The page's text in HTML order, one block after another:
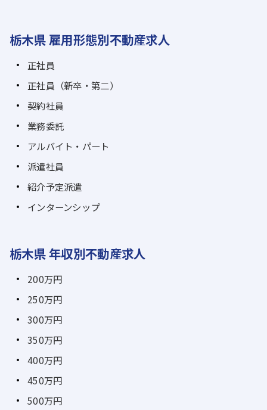
栃木県 雇用形態別不動産求人
正社員
正社員（新卒・第二）
契約社員
業務委託
アルバイト・パート
派遣社員
紹介予定派遣
インターンシップ
栃木県 年収別不動産求人
200万円
250万円
300万円
350万円
400万円
450万円
500万円